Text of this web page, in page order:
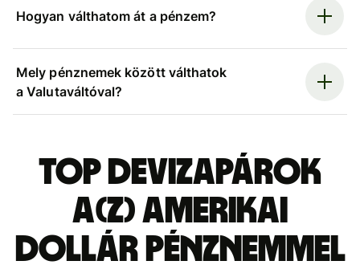
Hogyan válthatom át a pénzem?
Mely pénznemek között válthatok
a Valutaváltóval?
Top devizapárok
a(z) amerikai
dollár pénznemmel